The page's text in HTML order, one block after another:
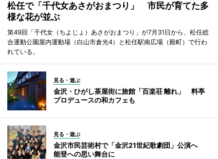
松任で「千代女あさがおまつり」 市民が育てた多
様な花が並ぶ
第49回「千代女（ちよじょ）あさがおまつり」が7月31日から、松任総
合運動公園屋内運動場（白山市倉光4）と松任駅南広場（殿町）で行わ
れている。
見る・遊ぶ
金沢・ひがし茶屋街に旅館「百楽荘 離れ」 料亭
プロデュースの和カフェも
見る・遊ぶ
金沢市民芸術村で「金沢21世紀歌劇団」公演へ
能登への思い舞台に